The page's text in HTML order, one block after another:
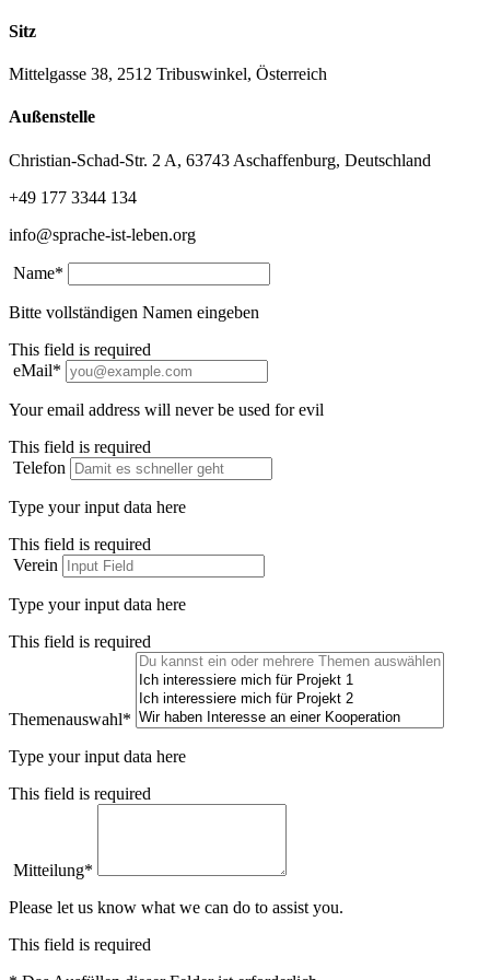
Sitz
Mittelgasse 38, 2512 Tribuswinkel, Österreich
Außenstelle
Christian-Schad-Str. 2 A, 63743 Aschaffenburg, Deutschland
+49 177 3344 134
info@sprache-ist-leben.org
Name*
Bitte vollständigen Namen eingeben
This field is required
eMail*
Your email address will never be used for evil
This field is required
Telefon
Type your input data here
This field is required
Verein
Type your input data here
This field is required
Themenauswahl*
Type your input data here
This field is required
Mitteilung*
Please let us know what we can do to assist you.
This field is required